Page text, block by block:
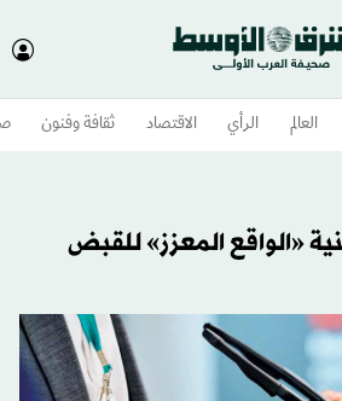
العالم الرأي الاقتصاد ثقافة وفنون
«الواقع المعزز» للقبض